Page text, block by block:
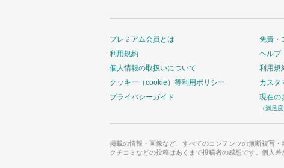
プレミアム会員とは
利用規約
個人情報の取扱いについて
クッキー（cookie）等利用ポリシー
プライバシーガイド
免責・
ヘルプ
利用規
カスタ
現在の
（満足
掲載の情報・画像など、すべてのコンテンツの無断複写・
クチコミなどの投稿はあくまで投稿者の感想です。個人差